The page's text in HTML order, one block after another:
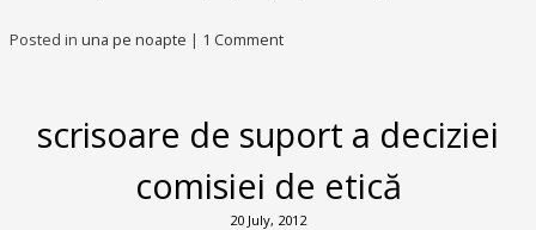
Posted in una pe noapte | 1 Comment
scrisoare de suport a deciziei
comisiei de etică
20 July, 2012